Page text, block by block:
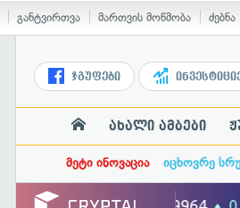
განტვირთვა მართვის მოწმობა ძებნა
ჯგუფები
ახალი ამბები
მეტი ინოვაცია იცხოვრე